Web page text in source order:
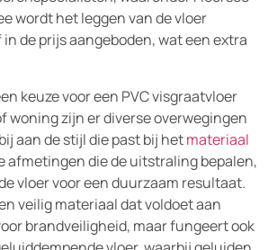
wordt het leggen van de vloer
de prijs aangeboden, wat een extra
keuze voor een PVC visgraatvloer
woning zijn er diverse overwegingen
aan de stijl die past bij hetmateriaal
afmetingen die de uitstraling bepalen,
vloer voor een duurzaam resultaat.
veilig materiaal dat voldoet aan
brandveiligheid, maar fungeert ook